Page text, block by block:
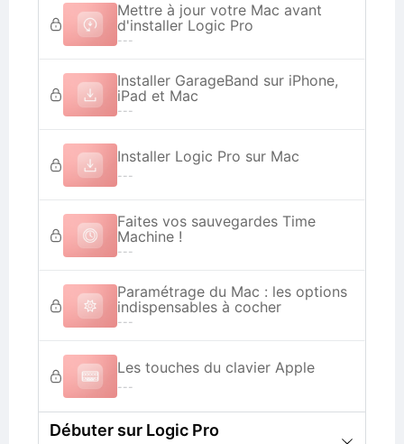
Mettre à jour votre Mac avant
d'installer Logic Pro
---
Installer GarageBand sur iPhone,
iPad et Mac
---
Installer Logic Pro sur Mac
---
Faites vos sauvegardes Time
Machine !
---
Paramétrage du Mac : les options
indispensables à cocher
---
Les touches du clavier Apple
---
Débuter sur Logic Pro